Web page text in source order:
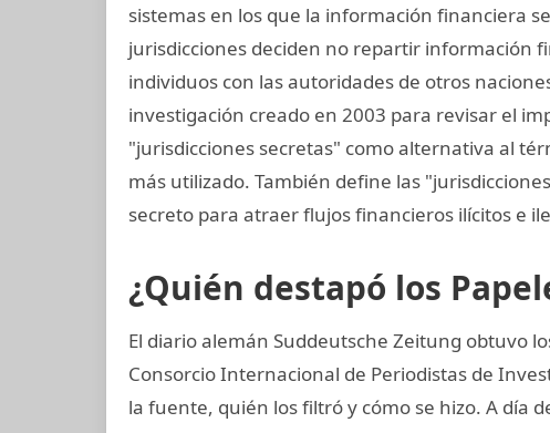
sistemas en los que la información financiera
jurisdicciones deciden no repartir información
individuos con las autoridades de otros
investigación creado en 2003 para revisar el
"jurisdicciones secretas" como alternativa al
más utilizado. También define las
secreto para atraer flujos financieros ilícitos e
¿Quién destapó los
El diario alemán Suddeutsche Zeitung obtuvo
Consorcio Internacional de Periodistas de
la fuente, quién los filtró y cómo se hizo. A día